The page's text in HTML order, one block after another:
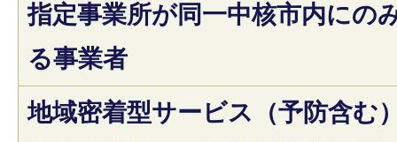
指定事業所が同一中核市内にの
る事業者
地域密着型サービス（予防含む